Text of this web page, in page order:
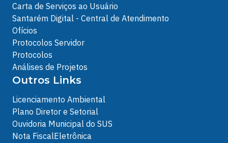
Carta de Serviços ao Usuário
Santarém Digital - Central de Atendimento
Ofícios
Protocolos Servidor
Protocolos
Análises de Projetos
Outros Links
Licenciamento Ambiental
Plano Diretor e Setorial
Ouvidoria Municipal do SUS
Nota FiscalEletrônica